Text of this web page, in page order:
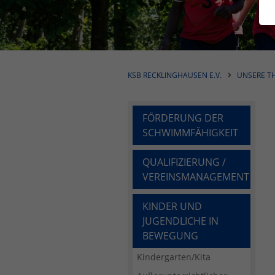
KSB RECKLINGHAUSEN E.V. UNSERE
FÖRDERUNG DER
SCHWIMMFÄHIGKEIT
QUALIFIZIERUNG /
VEREINSMANAGEMENT
KINDER UND
JUGENDLICHE IN
BEWEGUNG
Kindergarten/Kita